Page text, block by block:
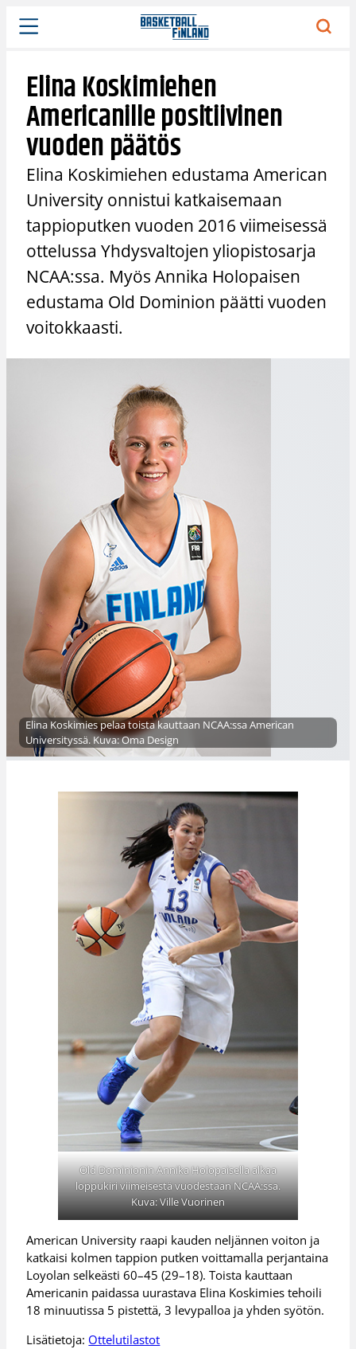
Siirry
sisältöön
Elina Koskimiehen
Americanille positiivinen
vuoden päätös
Elina Koskimiehen edustama American
University onnistui katkaisemaan
tappioputken vuoden 2016 viimeisessä
ottelussa Yhdysvaltojen yliopistosarja
NCAA:ssa. Myös Annika Holopaisen
edustama Old Dominion päätti vuoden
voitokkaasti.
Elina Koskimies pelaa toista kauttaan NCAA:ssa American
Universityssä. Kuva: Oma Design
Old Dominionin Annika Holopaisella alkaa
loppukiri viimeisestä vuodestaan NCAA:ssa.
Kuva: Ville Vuorinen
American University raapi kauden neljännen voiton ja
katkaisi kolmen tappion putken voittamalla perjantaina
Loyolan selkeästi 60–45 (29–18). Toista kauttaan
Americanin paidassa uurastava Elina Koskimies tehoili
18 minuutissa 5 pistettä, 3 levypalloa ja yhden syötön.
Lisätietoja: Ottelutilastot